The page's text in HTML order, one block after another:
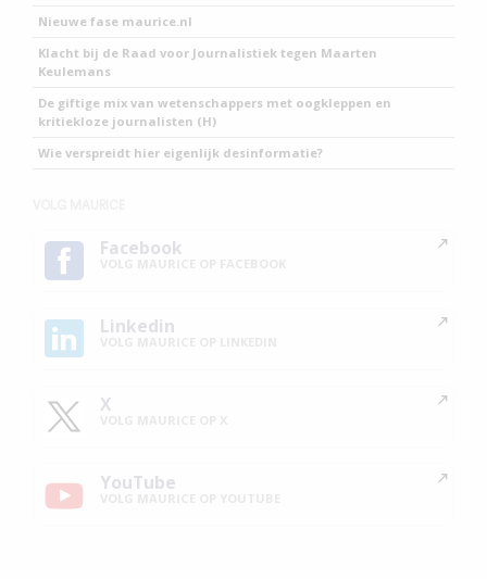
Nieuwe fase maurice.nl
Klacht bij de Raad voor Journalistiek tegen Maarten
Keulemans
De giftige mix van wetenschappers met oogkleppen en
kritiekloze journalisten (H)
Wie verspreidt hier eigenlijk desinformatie?
Facebook
Linkedin
X
YouTube